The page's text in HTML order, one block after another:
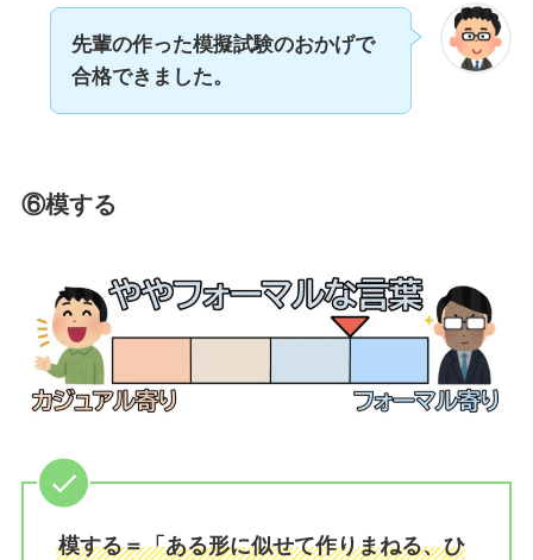
先輩の作った模擬試験のおかげで
合格できました。
⑥模する
模する＝「ある形に似せて作りまねる、ひ